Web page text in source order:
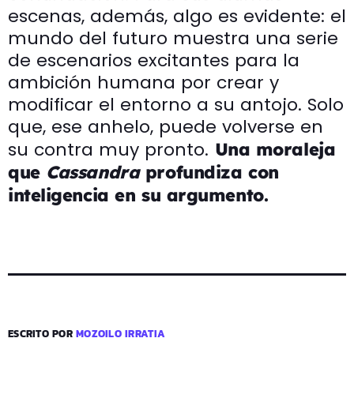
escenas, además, algo es evidente: el
mundo del futuro muestra una serie
de escenarios excitantes para la
ambición humana por crear y
modificar el entorno a su antojo. Solo
que, ese anhelo, puede volverse en
su contra muy pronto. Una moraleja
que Cassandraprofundiza con
inteligencia en su argumento.
ESCRITO PORMOZOILO IRRATIA